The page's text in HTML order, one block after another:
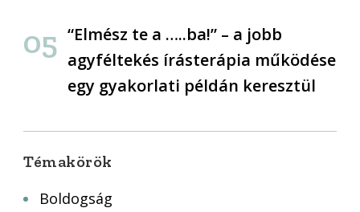
“Elmész te a …..ba!” – a jobb
agyféltekés írásterápia működése
egy gyakorlati példán keresztül
Témakörök
Boldogság